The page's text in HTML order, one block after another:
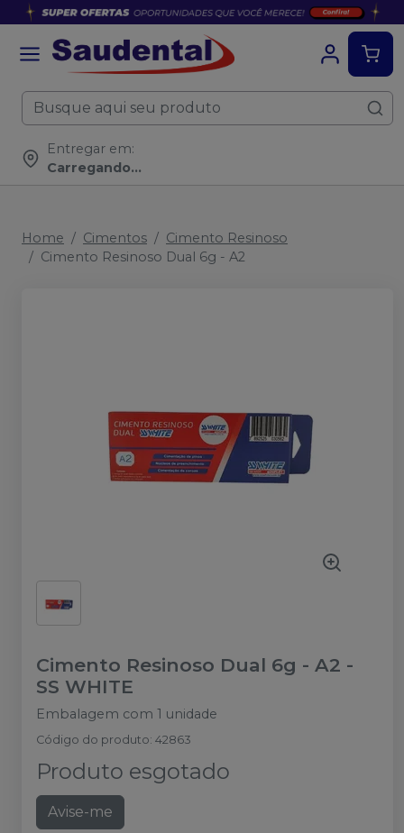
Entregar em:
Carregando...
Home Cimentos
Cimento Resinoso
Cimento Resinoso Dual 6g - A2
Cimento Resinoso Dual 6g - A2 -
SS WHITE
Embalagem com 1 unidade
Código do produto: 42863
Produto esgotado
Avise-me